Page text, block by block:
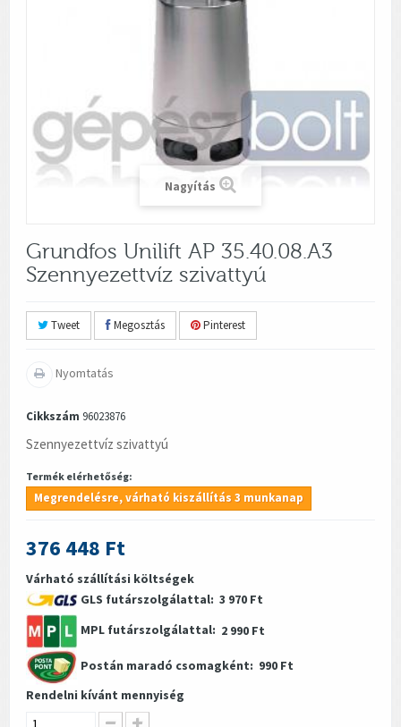
Nagyítás
Grundfos Unilift AP 35.40.08.A3
Szennyezettvíz szivattyú
Tweet Megosztás Pinterest
Nyomtatás
Cikkszám 96023876
Szennyezettvíz szivattyú
Termék elérhetőség:
Megrendelésre, várható kiszállítás 3 munkanap
376 448 Ft
Várható szállítási költségek
GLS futárszolgálattal: 3 970 Ft
MPL futárszolgálattal: 2 990 Ft
Postán maradó csomagként: 990 Ft
Rendelni kívánt mennyiség